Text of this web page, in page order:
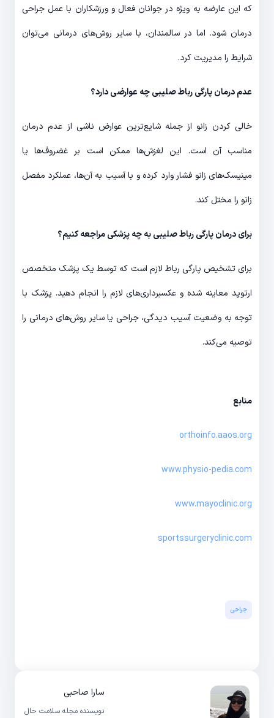
که این عارضه به ویژه در جوانان فعال و ورزشکاران با عمل جراحی
درمان شود. اما در سالمندان، با سایر روش‌های درمانی می‌توان
شرایط را مدیریت کرد.
عدم درمان پارگی رباط صلیبی چه عوارضی دارد؟
خالی کردن زانو از جمله شایع‌ترین عوارض ناشی از عدم درمان
مناسب آن است. این لغزش‌ها ممکن است بر غضروف‌ها یا
مینیسک‌های زانو فشار وارد کرده و با آسیب به آن‌ها، عملکرد مفصل
زانو را مختل کند.
برای درمان پارگی رباط صلیبی به چه پزشکی مراجعه کنیم؟
برای تشخیص پارگی رباط لازم است که توسط یک پزشک متخصص
ارتوپد معاینه شده و عکسبرداری‌های لازم را انجام دهید. پزشک با
توجه به وضعیت آسیب دیدگی، جراحی یا سایر روش‌های درمانی را
توصیه می‌کند.
منابع
orthoinfo.aaos.org
www.physio-pedia.com
www.mayoclinic.org
sportssurgeryclinic.com
جراحی
سارا صاحبی
نویسنده مجله سلامت حال